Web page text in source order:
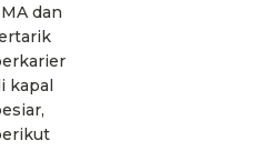
dan
kapal